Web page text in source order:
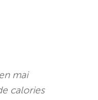
mai
calories